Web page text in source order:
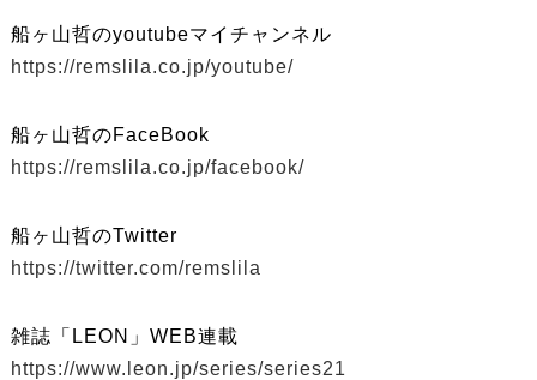
船ヶ山哲のyoutubeマイチャンネル
https://remslila.co.jp/youtube/
船ヶ山哲のFaceBook
https://remslila.co.jp/facebook/
船ヶ山哲のTwitter
https://twitter.com/remslila
雑誌「LEON」WEB連載
https://www.leon.jp/series/series21